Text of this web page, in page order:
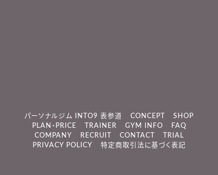
パーソナルジム INTO9 表参道 CONCEPT
SHOP
PLAN・PRICE
TRAINER GYM INFO
FAQ
COMPANY
RECRUIT CONTACT
TRIAL
PRIVACY POLICY
特定商取引法に基づく表記